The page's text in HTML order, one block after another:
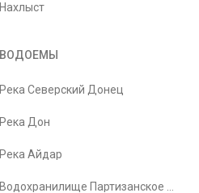
Нахлыст
ВОДОЕМЫ
Река Северский Донец
Река Дон
Река Айдар